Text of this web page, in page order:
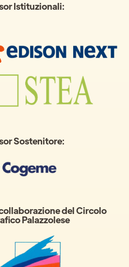
Istituzionali:
Sostenitore:
del Circolo
Palazzolese